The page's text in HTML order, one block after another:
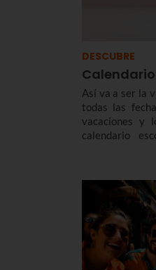
DESCUBRE
Así va a ser la
todas las
vacaciones y
calendario
Bachillerato y